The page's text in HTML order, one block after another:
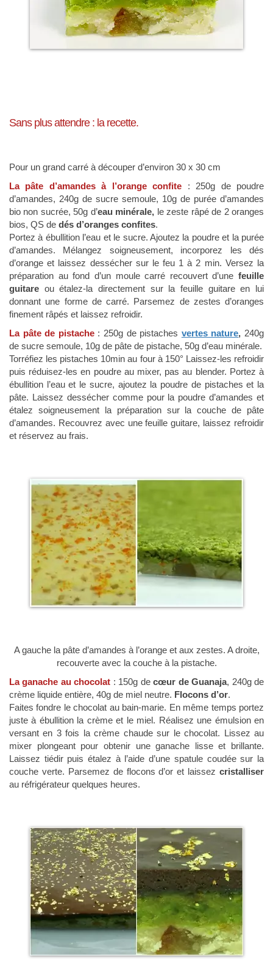
Sans plus attendre : la recette.
Pour un grand carré à découper d’environ 30 x 30 cm
La pâte d’amandes à l’orange confite : 250g de poudre
d’amandes, 240g de sucre semoule, 10g de purée d’amandes
bio non sucrée, 50g d’eau minérale, le zeste râpé de 2 oranges
bios, QS de dés d’oranges confites.
Portez à ébullition l’eau et le sucre. Ajoutez la poudre et la purée
d’amandes. Mélangez soigneusement, incorporez les dés
d’orange et laissez dessécher sur le feu 1 à 2 min. Versez la
préparation au fond d’un moule carré recouvert d’une feuille
guitare ou étalez-la directement sur la feuille guitare en lui
donnant une forme de carré. Parsemez de zestes d’oranges
finement râpés et laissez refroidir.
La pâte de pistache: 250g de pistaches vertes nature, 240g
de sucre semoule, 10g de pâte de pistache, 50g d’eau minérale.
Torréfiez les pistaches 10min au four à 150° Laissez-les refroidir
puis réduisez-les en poudre au mixer, pas au blender. Portez à
ébullition l’eau et le sucre, ajoutez la poudre de pistaches et la
pâte. Laissez dessécher comme pour la poudre d’amandes et
étalez soigneusement la préparation sur la couche de pâte
d’amandes. Recouvrez avec une feuille guitare, laissez refroidir
et réservez au frais.
A gauche la pâte d’amandes à l’orange et aux zestes. A droite,
recouverte avec la couche à la pistache.
La ganache au chocolat : 150g decœur de Guanaja, 240g de
crème liquide entière, 40g de miel neutre. Flocons d’or.
Faites fondre le chocolat au bain-marie. En même temps portez
juste à ébullition la crème et le miel. Réalisez une émulsion en
versant en 3 fois la crème chaude sur le chocolat. Lissez au
mixer plongeant pour obtenir une ganache lisse et brillante.
Laissez tiédir puis étalez à l’aide d’une spatule coudée sur la
couche verte. Parsemez de flocons d’or et laissez cristalliser
au réfrigérateur quelques heures.